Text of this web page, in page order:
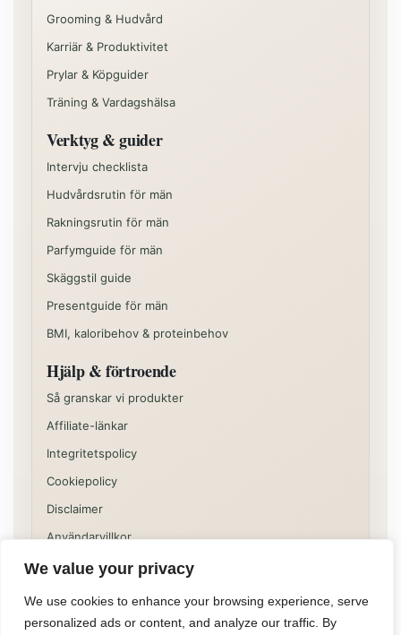
We value your privacy
We use cookies to enhance your browsing experience, serve
personalized ads or content, and analyze our traffic. By
Grooming & Hudvård
Karriär & Produktivitet
Prylar & Köpguider
Träning & Vardagshälsa
Verktyg & guider
Intervju checklista
Hudvårdsrutin för män
Rakningsrutin för män
Parfymguide för män
Skäggstil guide
Presentguide för män
BMI, kaloribehov & proteinbehov
Hjälp & förtroende
Så granskar vi produkter
Affiliate-länkar
Integritetspolicy
Cookiepolicy
Disclaimer
Användarvillkor
Vissa delar av sajten kan innehålla kommersiella
rekommendationer eller affiliatelänkar. Innehållet på
Allformen är informativt och ska inte ses som individuell